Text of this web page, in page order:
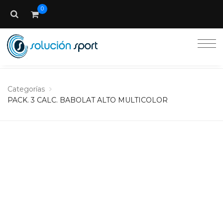
0
Categorías
PACK. 3 CALC. BABOLAT ALTO MULTICOLOR